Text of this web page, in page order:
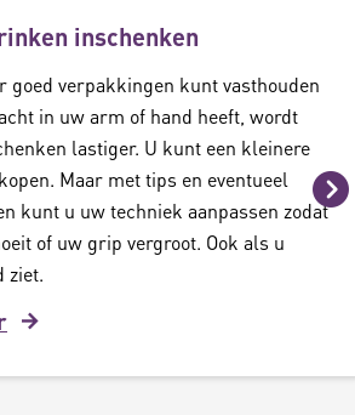
inschenken
goed verpakkingen kunt vasthouden
in uw arm of hand heeft, wordt
lastiger. U kunt een kleinere
Maar met tips en eventueel
kunt u uw techniek aanpassen zodat
of uw grip vergroot. Ook als u
ziet.